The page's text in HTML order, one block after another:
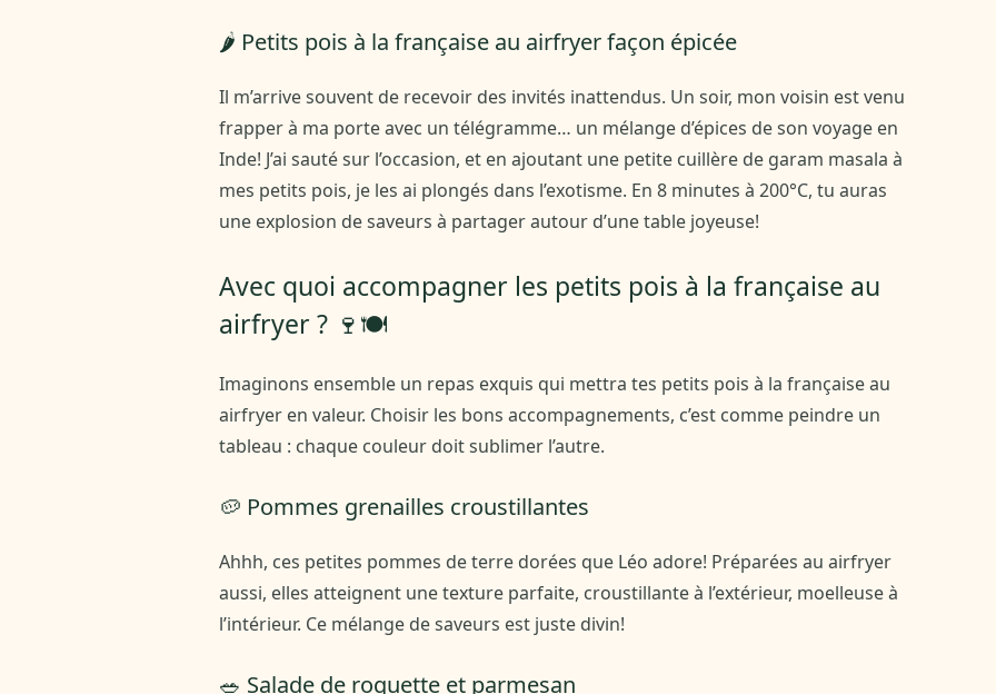
🌶️ Petits pois à la française au airfryer façon épicée
Il m’arrive souvent de recevoir des invités inattendus. Un soir, mon voisin est venu
frapper à ma porte avec un télégramme… un mélange d’épices de son voyage en
Inde! J’ai sauté sur l’occasion, et en ajoutant une petite cuillère de garam masala à
mes petits pois, je les ai plongés dans l’exotisme. En 8 minutes à 200°C, tu auras
une explosion de saveurs à partager autour d’une table joyeuse!
Avec quoi accompagner les petits pois à la française au
airfryer ? 🍷🍽️
Imaginons ensemble un repas exquis qui mettra tes petits pois à la française au
airfryer en valeur. Choisir les bons accompagnements, c’est comme peindre un
tableau : chaque couleur doit sublimer l’autre.
🥔 Pommes grenailles croustillantes
Ahhh, ces petites pommes de terre dorées que Léo adore! Préparées au airfryer
aussi, elles atteignent une texture parfaite, croustillante à l’extérieur, moelleuse à
l’intérieur. Ce mélange de saveurs est juste divin!
🥗 Salade de roquette et parmesan